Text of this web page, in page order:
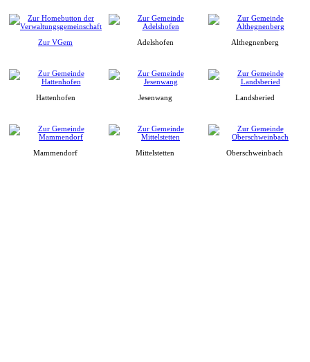
Zur VGem Adelshofen Althegnenberg
Hattenhofen Jesenwang Landsberied
Mammendorf Mittelstetten Oberschweinbach